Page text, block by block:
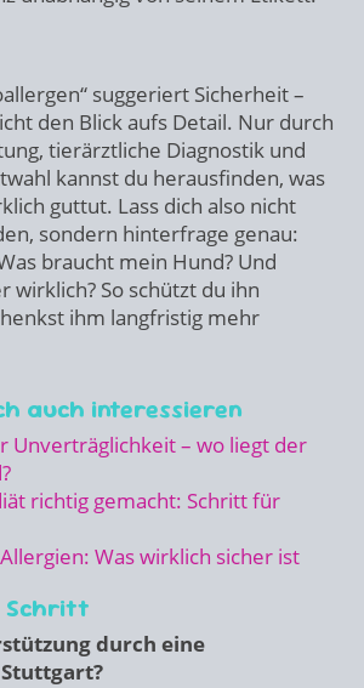
suggeriert Sicherheit –
den Blick aufs Detail. Nur durch
tierärztliche Diagnostik und
kannst du herausfinden, was
guttut. Lass dich also nicht
sondern hinterfrage genau:
braucht mein Hund? Und
wirklich? So schützt du ihn
ihm langfristig mehr
auch interessieren
Unverträglichkeit – wo liegt der
richtig gemacht: Schritt für
Was wirklich sicher ist
Schritt
durch eine